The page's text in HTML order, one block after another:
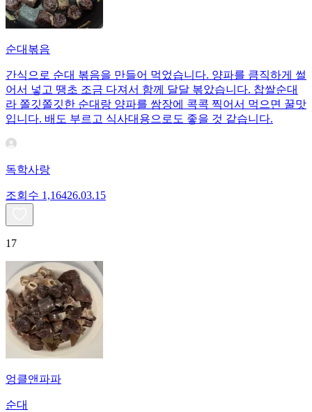
순대볶음
간식으로 순대 볶음을 만들어 먹었습니다. 양파를 큼직하게 썰
어서 넣고 땡초 조금 다져서 함께 달달 볶았습니다. 찹쌀순대
라 쫄깃쫄깃한 순대랑 양파를 쌈장에 콕콕 찍어서 먹으면 꿀맛
입니다. 배도 부르고 식사대용으로도 좋을 것 같습니다.
독학사랑
조회수 1,16426.03.15
17
엉클앤파파
순대